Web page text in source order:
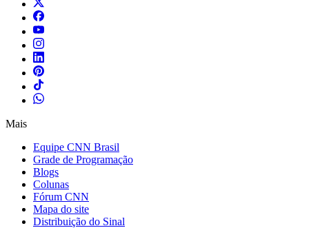
Mais
Equipe CNN Brasil
Grade de Programação
Blogs
Colunas
Fórum CNN
Mapa do site
Distribuição do Sinal